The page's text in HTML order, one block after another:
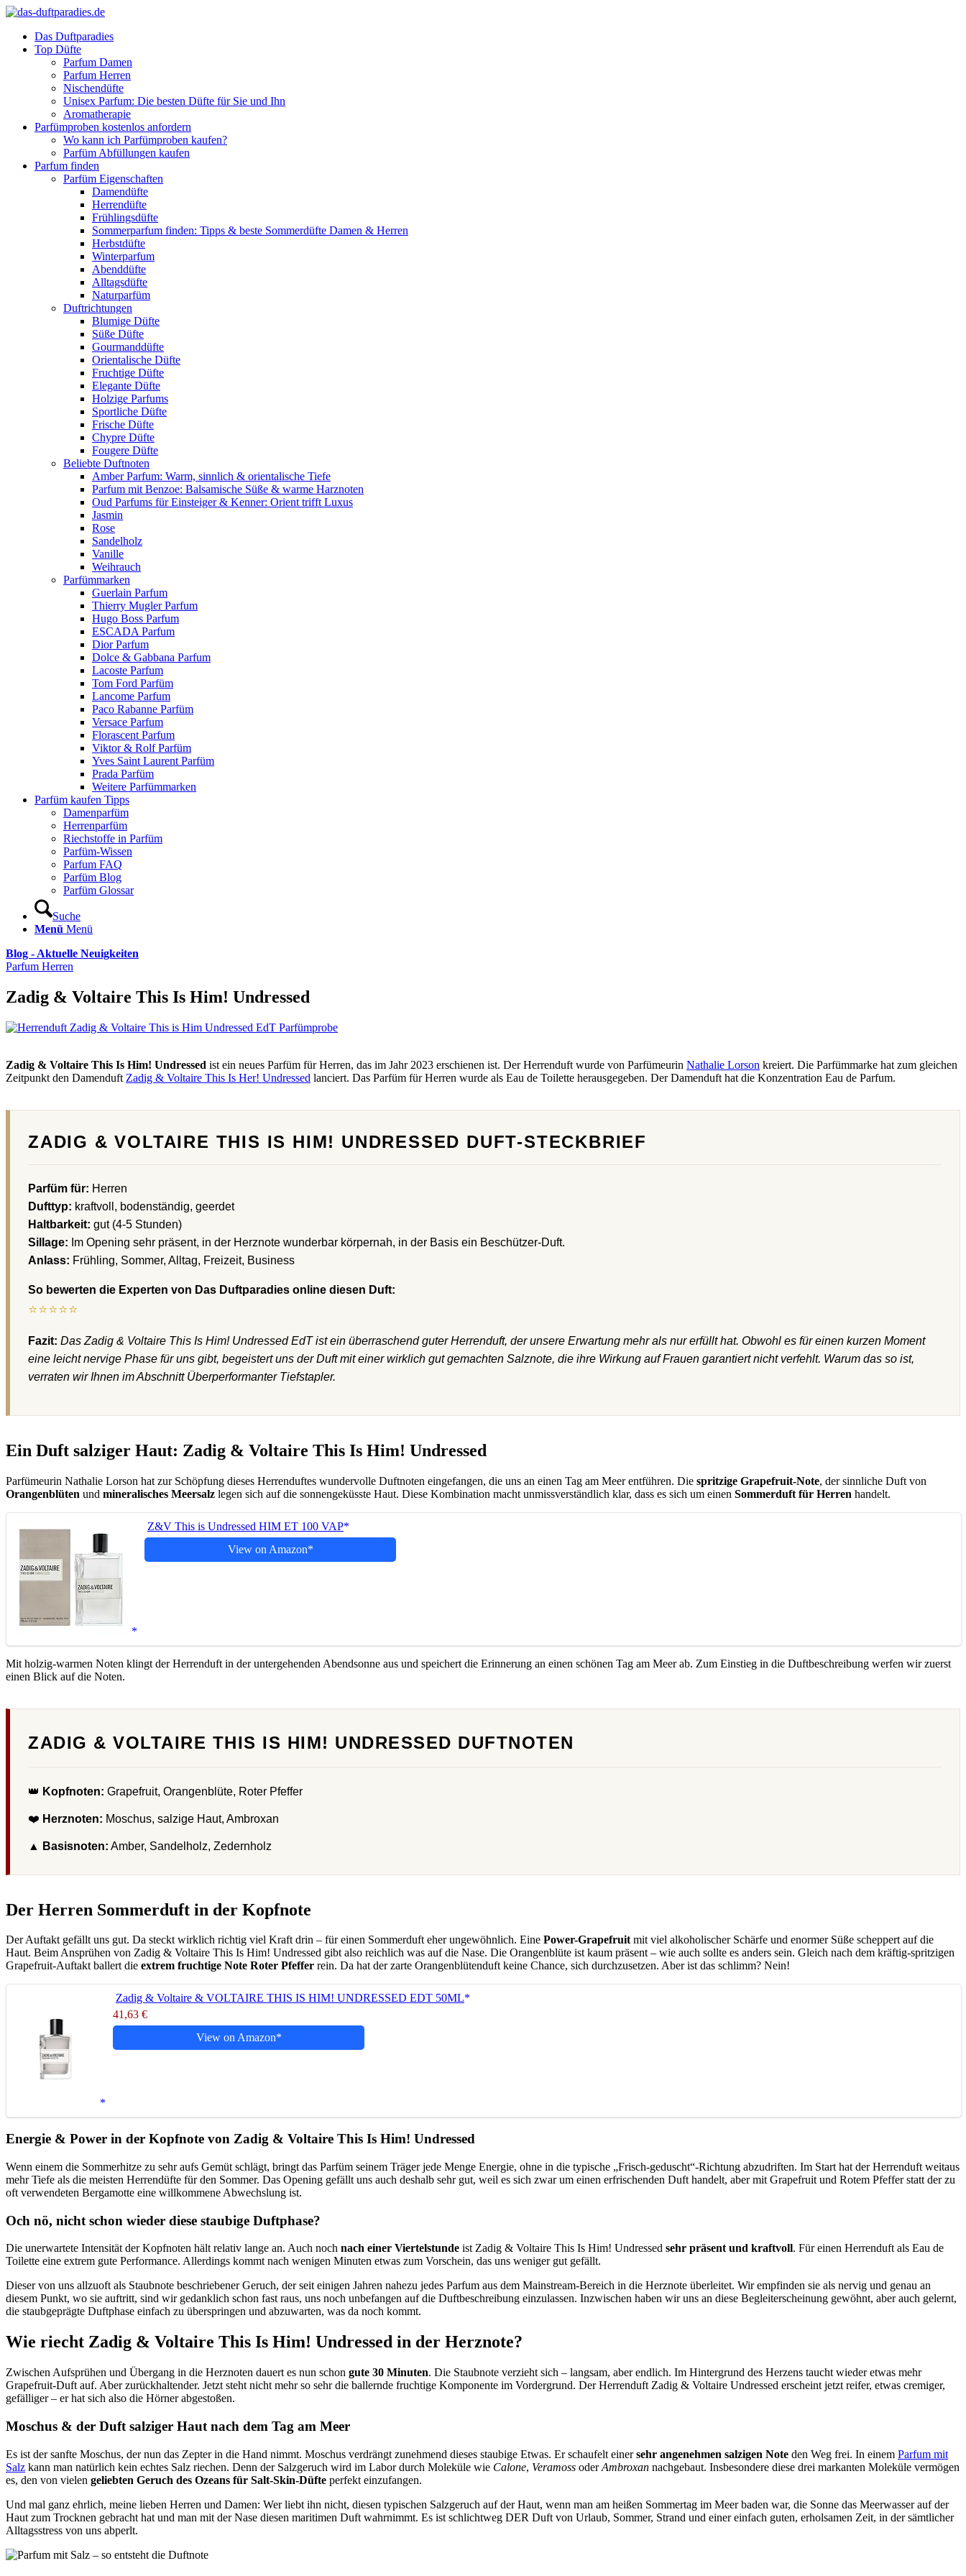
Das Duftparadies
Top Düfte
Parfum Damen
Parfum Herren
Nischendüfte
Unisex Parfum: Die besten Düfte für Sie und Ihn
Aromatherapie
Parfümproben kostenlos anfordern
Wo kann ich Parfümproben kaufen?
Parfüm Abfüllungen kaufen
Parfum finden
Parfüm Eigenschaften
Damendüfte
Herrendüfte
Frühlingsdüfte
Sommerparfum finden: Tipps & beste Sommerdüfte Damen & Herren
Herbstdüfte
Winterparfum
Abenddüfte
Alltagsdüfte
Naturparfüm
Duftrichtungen
Blumige Düfte
Süße Düfte
Gourmanddüfte
Orientalische Düfte
Fruchtige Düfte
Elegante Düfte
Holzige Parfums
Sportliche Düfte
Frische Düfte
Chypre Düfte
Fougere Düfte
Beliebte Duftnoten
Amber Parfum: Warm, sinnlich & orientalische Tiefe
Parfum mit Benzoe: Balsamische Süße & warme Harznoten
Oud Parfums für Einsteiger & Kenner: Orient trifft Luxus
Jasmin
Rose
Sandelholz
Vanille
Weihrauch
Parfümmarken
Guerlain Parfum
Thierry Mugler Parfum
Hugo Boss Parfum
ESCADA Parfum
Dior Parfum
Dolce & Gabbana Parfum
Lacoste Parfum
Tom Ford Parfüm
Lancome Parfum
Paco Rabanne Parfüm
Versace Parfum
Florascent Parfum
Viktor & Rolf Parfüm
Yves Saint Laurent Parfüm
Prada Parfüm
Weitere Parfümmarken
Parfüm kaufen Tipps
Damenparfüm
Herrenparfüm
Riechstoffe in Parfüm
Parfüm-Wissen
Parfum FAQ
Parfüm Blog
Parfüm Glossar
Suche
Menü Menü
Blog - Aktuelle Neuigkeiten
Parfum Herren
Zadig & Voltaire This Is Him! Undressed
Zadig & Voltaire This Is Him! Undressed ist ein neues Parfüm für Herren, das im Jahr 2023 erschienen ist. Der Herrenduft wurde von Parfümeurin Nathalie Lorson kreiert. Die Parfümmarke hat zum gleichen
Zeitpunkt den Damenduft Zadig & Voltaire This Is Her! Undressed lanciert. Das Parfüm für Herren wurde als Eau de Toilette herausgegeben. Der Damenduft hat die Konzentration Eau de Parfum.
ZADIG & VOLTAIRE THIS IS HIM! UNDRESSED DUFT-STECKBRIEF
Parfüm für: Herren
Dufttyp: kraftvoll, bodenständig, geerdet
Haltbarkeit: gut (4-5 Stunden)
Sillage: Im Opening sehr präsent, in der Herznote wunderbar körpernah, in der Basis ein Beschützer-Duft.
Anlass: Frühling, Sommer, Alltag, Freizeit, Business
So bewerten die Experten von Das Duftparadies online diesen Duft:
⭐⭐⭐⭐⭐
Fazit: Das Zadig & Voltaire This Is Him! Undressed EdT ist ein überraschend guter Herrenduft, der unsere Erwartung mehr als nur erfüllt hat. Obwohl es für einen kurzen Moment
eine leicht nervige Phase für uns gibt, begeistert uns der Duft mit einer wirklich gut gemachten Salznote, die ihre Wirkung auf Frauen garantiert nicht verfehlt. Warum das so ist,
verraten wir Ihnen im Abschnitt Überperformanter Tiefstapler.
Ein Duft salziger Haut: Zadig & Voltaire This Is Him! Undressed
Parfümeurin Nathalie Lorson hat zur Schöpfung dieses Herrenduftes wundervolle Duftnoten eingefangen, die uns an einen Tag am Meer entführen. Die spritzige Grapefruit-Note, der sinnliche Duft von
Orangenblüten und mineralisches Meersalz legen sich auf die sonnengeküsste Haut. Diese Kombination macht unmissverständlich klar, dass es sich um einen Sommerduft für Herren handelt.
Z&V This is Undressed HIM ET 100 VAP
View on Amazon
Mit holzig-warmen Noten klingt der Herrenduft in der untergehenden Abendsonne aus und speichert die Erinnerung an einen schönen Tag am Meer ab. Zum Einstieg in die Duftbeschreibung werfen wir zuerst
einen Blick auf die Noten.
ZADIG & VOLTAIRE THIS IS HIM! UNDRESSED DUFTNOTEN
👑 Kopfnoten: Grapefruit, Orangenblüte, Roter Pfeffer
❤️ Herznoten: Moschus, salzige Haut, Ambroxan
▲ Basisnoten: Amber, Sandelholz, Zedernholz
Der Herren Sommerduft in der Kopfnote
Der Auftakt gefällt uns gut. Da steckt wirklich richtig viel Kraft drin – für einen Sommerduft eher ungewöhnlich. Eine Power-Grapefruitmit viel alkoholischer Schärfe und enormer Süße scheppert auf die
Haut. Beim Ansprühen von Zadig & Voltaire This Is Him! Undressed gibt also reichlich was auf die Nase. Die Orangenblüte ist kaum präsent – wie auch sollte es anders sein. Gleich nach dem kräftig-spritzigen
Grapefruit-Auftakt ballert die extrem fruchtige Note Roter Pfeffer rein. Da hat der zarte Orangenblütenduft keine Chance, sich durchzusetzen. Aber ist das schlimm? Nein!
Zadig & Voltaire & VOLTAIRE THIS IS HIM! UNDRESSED EDT 50ML
41,63 €
View on Amazon
Energie & Power in der Kopfnote von Zadig & Voltaire This Is Him! Undressed
Wenn einem die Sommerhitze zu sehr aufs Gemüt schlägt, bringt das Parfüm seinem Träger jede Menge Energie, ohne in die typische „Frisch-geduscht“-Richtung abzudriften. Im Start hat der Herrenduft weitaus
mehr Tiefe als die meisten Herrendüfte für den Sommer. Das Opening gefällt uns auch deshalb sehr gut, weil es sich zwar um einen erfrischenden Duft handelt, aber mit Grapefruit und Rotem Pfeffer statt der zu
oft verwendeten Bergamotte eine willkommene Abwechslung ist.
Och nö, nicht schon wieder diese staubige Duftphase?
Die unerwartete Intensität der Kopfnoten hält relativ lange an. Auch noch nach einer Viertelstunde ist Zadig & Voltaire This Is Him! Undressed sehr präsent und kraftvoll. Für einen Herrenduft als Eau de
Toilette eine extrem gute Performance. Allerdings kommt nach wenigen Minuten etwas zum Vorschein, das uns weniger gut gefällt.
Dieser von uns allzuoft als Staubnote beschriebener Geruch, der seit einigen Jahren nahezu jedes Parfum aus dem Mainstream-Bereich in die Herznote überleitet. Wir empfinden sie als nervig und genau an
diesem Punkt, wo sie auftritt, sind wir gedanklich schon fast raus, uns noch unbefangen auf die Duftbeschreibung einzulassen. Inzwischen haben wir uns an diese Begleiterscheinung gewöhnt, aber auch gelernt,
die staubgeprägte Duftphase einfach zu überspringen und abzuwarten, was da noch kommt.
Wie riecht Zadig & Voltaire This Is Him! Undressed in der Herznote?
Zwischen Aufsprühen und Übergang in die Herznoten dauert es nun schon gute 30 Minuten. Die Staubnote verzieht sich – langsam, aber endlich. Im Hintergrund des Herzens taucht wieder etwas mehr
Grapefruit-Duft auf. Aber zurückhaltender. Jetzt steht nicht mehr so sehr die ballernde fruchtige Komponente im Vordergrund. Der Herrenduft Zadig & Voltaire Undressed erscheint jetzt reifer, etwas cremiger,
gefälliger – er hat sich also die Hörner abgestoßen.
Moschus & der Duft salziger Haut nach dem Tag am Meer
Es ist der sanfte Moschus, der nun das Zepter in die Hand nimmt. Moschus verdrängt zunehmend dieses staubige Etwas. Er schaufelt einersehr angenehmen salzigen Note den Weg frei. In einem Parfum mit
Salz kann man natürlich kein echtes Salz riechen. Denn der Salzgeruch wird im Labor durch Moleküle wie Calone, Veramoss oderAmbroxan nachgebaut. Insbesondere diese drei markanten Moleküle vermögen
es, den von vielen geliebten Geruch des Ozeans für Salt-Skin-Düfte perfekt einzufangen.
Und mal ganz ehrlich, meine lieben Herren und Damen: Wer liebt ihn nicht, diesen typischen Salzgeruch auf der Haut, wenn man am heißen Sommertag im Meer baden war, die Sonne das Meerwasser auf der
Haut zum Trocknen gebracht hat und man mit der Nase diesen maritimen Duft wahrnimmt. Es ist schlichtweg DER Duft von Urlaub, Sommer, Strand und einer einfach guten, erholsamen Zeit, in der sämtlicher
Alltagsstress von uns abperlt.